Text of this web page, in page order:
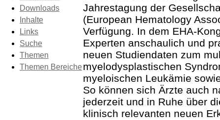
Downloads
Inhalte
Links
Suche
Themen
Themen Bereiche
Jahrestagung der
(European Hematology
Verfügung. In dem EHA-
Experten anschaulich und
neuen Studiendaten zum
myelodysplastischen
myeloischen Leukämie
So können sich Ärzte auch
jederzeit und in Ruhe über
klinisch relevanten neuen